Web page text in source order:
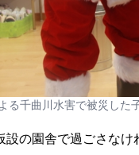
る千曲川水害で被災した
の園舎で過ごさな